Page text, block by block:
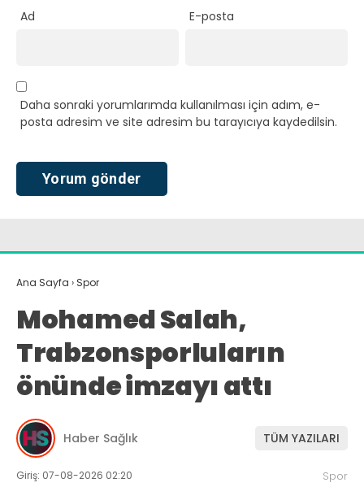
Ad E-posta
Daha sonraki yorumlarımda kullanılması için adım, e-
posta adresim ve site adresim bu tarayıcıya kaydedilsin.
Ana Sayfa › Spor
Mohamed Salah,
Trabzonsporluların
önünde imzayı attı
Haber Sağlık TÜM YAZILARI
Giriş: 07-08-2026 02:20 Spor